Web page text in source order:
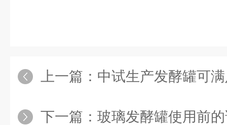
上一篇： 中试生产发酵罐可满
下一篇： 玻璃发酵罐使用前的试运